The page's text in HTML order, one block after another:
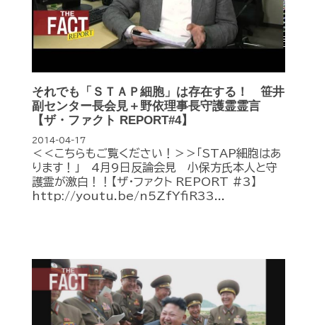
それでも「ＳＴＡＰ細胞」は存在する！ 笹井
副センター長会見＋野依理事長守護霊霊言
【ザ・ファクト REPORT#4】
2014-04-17
＜＜こちらもご覧ください！＞＞「STAP細胞はあ
ります！」 4月9日反論会見 小保方氏本人と守
護霊が激白！！【ザ・ファクト REPORT #3】
http://youtu.be/n5ZfYfiR33...